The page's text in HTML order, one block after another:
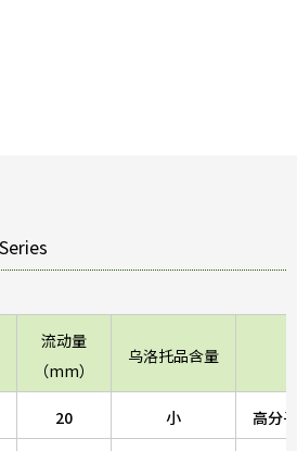
流动量
（mm）
乌洛托品含量
20 小 高分